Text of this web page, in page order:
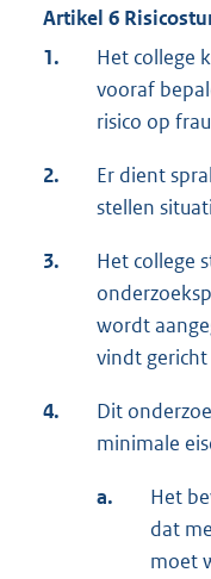
Artikel 6
1.
Het college
vooraf
risico op
2.
Er dient
stellen
3.
Het college
wordt
vindt gericht
4.
Dit
minimale
a.
Het
dat
moet